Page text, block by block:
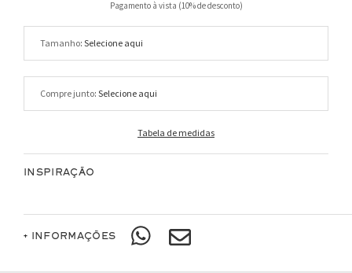
Tamanho
Compre junto
Tabela de medidas
INSPIRAÇÃO
+ INFORMAÇÕES